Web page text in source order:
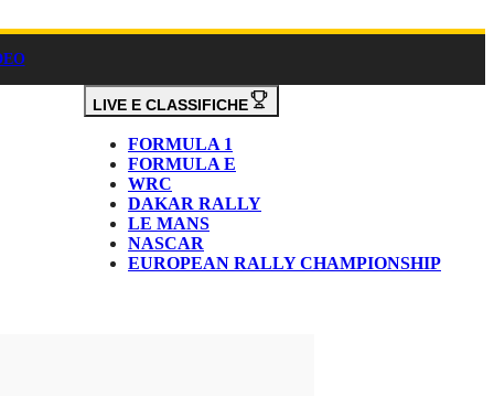
LIVE E CLASSIFICHE
FORMULA 1
FORMULA E
WRC
DAKAR RALLY
LE MANS
NASCAR
EUROPEAN RALLY CHAMPIONSHIP